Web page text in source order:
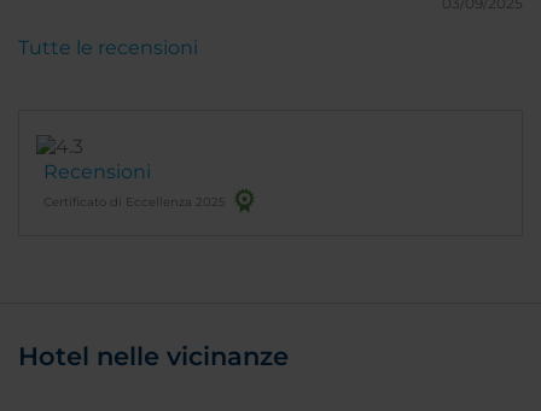
Recensioni
Certificato di Eccellenza 2025
Tutte le recensioni
Hotel nelle vicinanze